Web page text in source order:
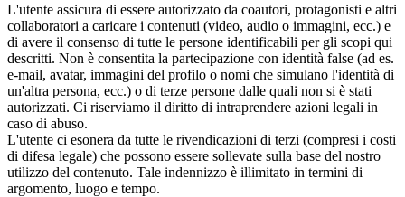
L'utente assicura di essere autorizzato da coautori, protagonisti e altri
collaboratori a caricare i contenuti (video, audio o immagini, ecc.) e
di avere il consenso di tutte le persone identificabili per gli scopi qui
descritti. Non è consentita la partecipazione con identità false (ad es.
e-mail, avatar, immagini del profilo o nomi che simulano l'identità di
un'altra persona, ecc.) o di terze persone dalle quali non si è stati
autorizzati. Ci riserviamo il diritto di intraprendere azioni legali in
caso di abuso.
L'utente ci esonera da tutte le rivendicazioni di terzi (compresi i costi
di difesa legale) che possono essere sollevate sulla base del nostro
utilizzo del contenuto. Tale indennizzo è illimitato in termini di
argomento, luogo e tempo.